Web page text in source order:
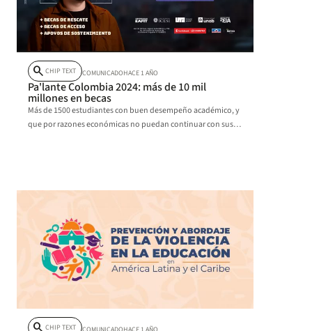
search CHIP TEXT COMUNICADOHACE 1 AÑO
Pa'lante Colombia 2024: más de 10 mil
millones en becas
Más de 1500 estudiantes con buen desempeño académico, y
que por razones económicas no puedan continuar con sus
search CHIP TEXT